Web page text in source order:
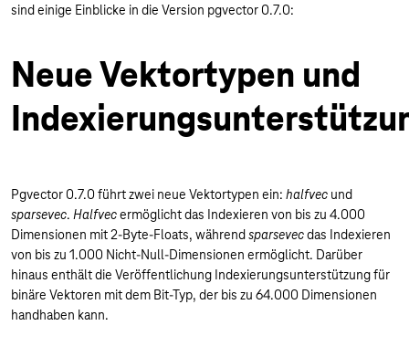
sind einige Einblicke in die Version pgvector 0.7.0:
Neue Vektortypen und
Pgvector 0.7.0 führt zwei neue Vektortypen ein: halfvec und
sparsevec. Halfvecermöglicht das Indexieren von bis zu 4.000
Dimensionen mit 2-Byte-Floats, währendsparsevecdas Indexieren
von bis zu 1.000 Nicht-Null-Dimensionen ermöglicht. Darüber
hinaus enthält die Veröffentlichung Indexierungsunterstützung für
binäre Vektoren mit dem Bit-Typ, der bis zu 64.000 Dimensionen
handhaben kann.